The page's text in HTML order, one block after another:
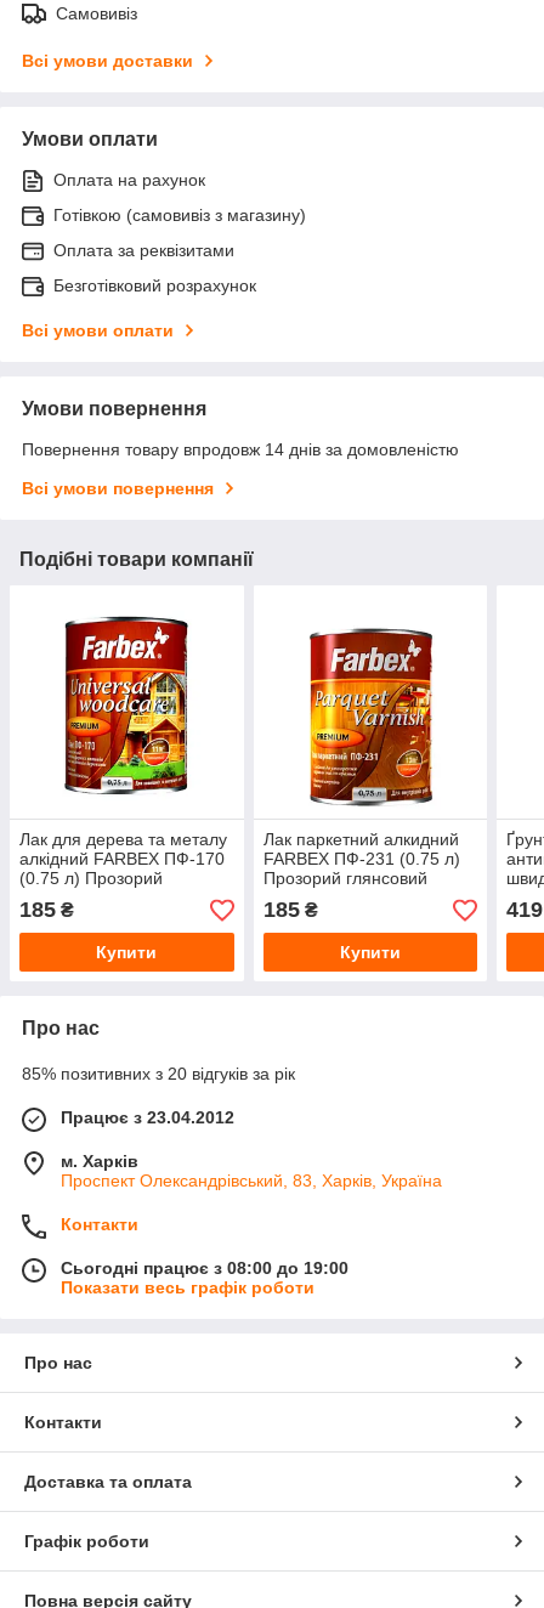
Самовивіз
Всі умови доставки
Умови оплати
Оплата на рахунок
Готівкою (самовивіз з магазину)
Оплата за реквізитами
Безготівковий розрахунок
Всі умови оплати
Умови повернення
Повернення товару впродовж 14 днів за домовленістю
Всі умови повернення
Подібні товари компанії
Лак для дерева та металу
алкідний FARBEX ПФ-170
(0.75 л) Прозорий
глянсовий
185 ₴
Купити
Лак паркетний алкидний
FARBEX ПФ-231 (0.75 л)
Прозорий глянсовий
185₴
Купити
кг)
419
Про нас
85% позитивних з 20 відгуків за рік
Працює з 23.04.2012
м. Харків
Проспект Олександрівський, 83, Харків, Україна
Контакти
Сьогодні працює з 08:00 до 19:00
Показати весь графік роботи
Про нас
Контакти
Доставка та оплата
Графік роботи
Повна версія сайту